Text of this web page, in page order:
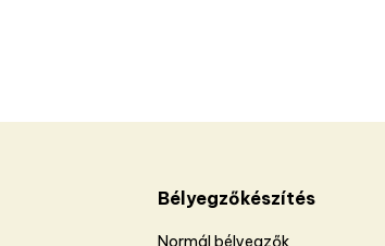
Bélyegzőkészítés